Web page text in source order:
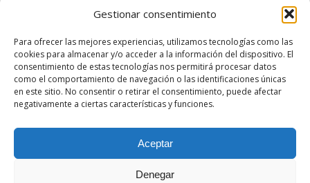
Gestionar consentimiento
Para ofrecer las mejores experiencias, utilizamos tecnologías como las
cookies para almacenar y/o acceder a la información del dispositivo. El
consentimiento de estas tecnologías nos permitirá procesar datos
como el comportamiento de navegación o las identificaciones únicas
en este sitio. No consentir o retirar el consentimiento, puede afectar
negativamente a ciertas características y funciones.
Aceptar
Denegar
Aviso legal